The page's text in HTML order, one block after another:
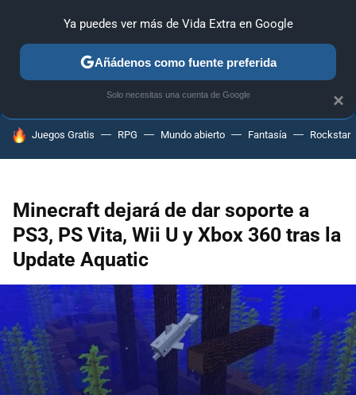
ANÁLISIS GUÍAS Y TRUCOS PC SONY NINTENDO
HOY SE HABLA DE
Juegos Gratis RPG Mundo abierto Fantasía Rockstar
Minecraft dejará de dar soporte a
PS3, PS Vita, Wii U y Xbox 360 tras la
Update Aquatic
×
Ya puedes ver más de Vida Extra en Google
Añádenos como fuente preferida
Solo necesitas una cuenta de Google